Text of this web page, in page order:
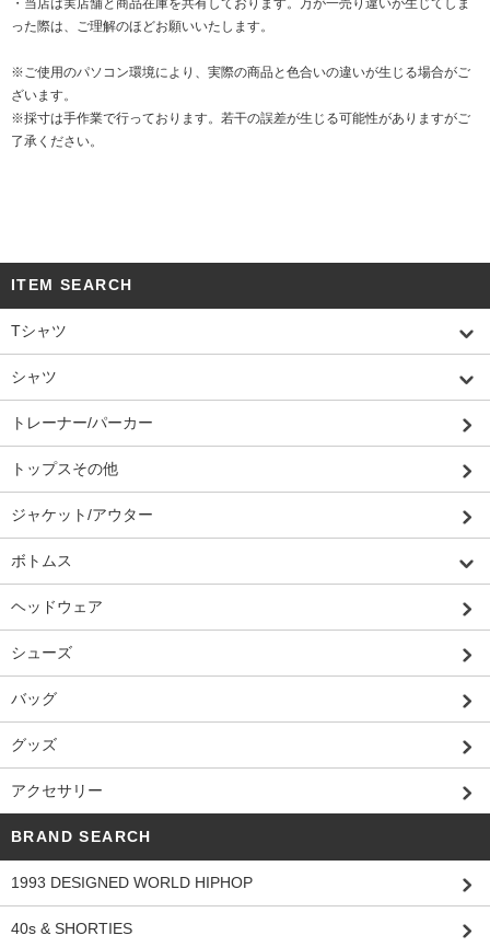
った際は、ご理解のほどお願いいたします。
※ご使用のパソコン環境により、実際の商品と色合いの違いが生じる場合がご
ざいます。
※採寸は手作業で行っております。若干の誤差が生じる可能性がありますがご
了承ください。
ITEM SEARCH
Tシャツ
シャツ
トレーナー/パーカー
トップスその他
ジャケット/アウター
ボトムス
ヘッドウェア
シューズ
バッグ
グッズ
アクセサリー
BRAND SEARCH
1993 DESIGNED WORLD HIPHOP
40s & SHORTIES